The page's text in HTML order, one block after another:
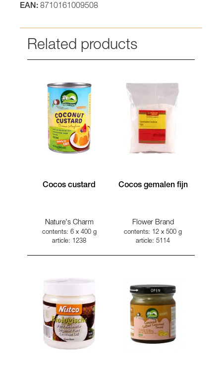
EAN: 8710161009508
Related products
Cocos custard
Nature's Charm
contents: 6 x 400 g
article: 1238
Cocos gemalen fijn
Flower Brand
contents: 12 x 500 g
article: 5114